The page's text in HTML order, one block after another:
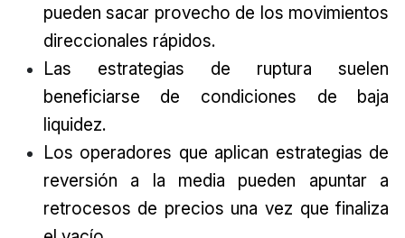
pueden sacar provecho de los movimientos
direccionales rápidos.
Las estrategias de ruptura suelen
beneficiarse de condiciones de baja
liquidez.
Los operadores que aplican estrategias de
reversión a la media pueden apuntar a
retrocesos de precios una vez que finaliza